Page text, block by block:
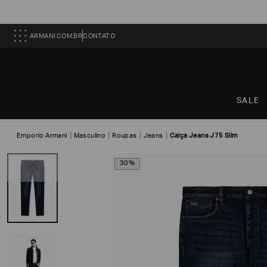
ARMANI.COM.BRCONTATO
SALE
Emporio Armani Masculino Roupas Jeans Calça Jeans J75 Slim
30%